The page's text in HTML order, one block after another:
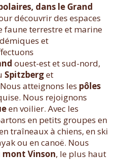
dans le Grand
découvrir des espaces
faune terrestre et marine
et
ouest-est et sud-nord,
Spitzberget
atteignons les pôles
Nous rejoignons
en voilier. Avec les
en petits groupes en
traîneaux à chiens, en ski
ou en canoë. Nous
mont Vinson, le plus haut